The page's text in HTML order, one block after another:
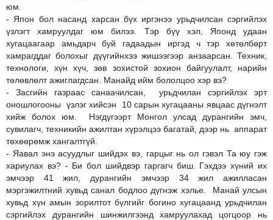
юм.
- Япон бол насанд харсан бүх иргэнээ урьдчилсан сэргийлэх
үзлэгт хамруулдаг юм билээ. Тэр бүү хэл, Японд удаан
хугацаагаар амьдарч буй гадаадын иргэд ч тэр хөтөлбөрт
хамрагддаг болохыг дүүгийнхээ жишээгээр анзаарсан. Техник,
технологи, хүн хүч, зөв зохистой зохион байгуулалт, нарийн
төлөвлөлт ажиглагдсан. Манайд ийм бололцоо хэр вэ?
- Засгийн газраас санаачилсан, урьдчилан сэргийлэх эрт
оношлогооны үзлэг хийсэн 10 сарын хугацааны явцаас дүгнэлт
хийж болох юм. Нэгдүгээрт Монгол улсад дурангийн эмч,
сувилагч, техникийн ажилтан хүрэлцээ багатай, дээр нь аппарат
төхөөрөмж хангалтгүй.
- Яавал энэ асуудлыг шийдэх вэ, гарцыг нь ол гэвэл Та юу гэж
хариулах вэ? - Би бол шийдвэр гаргагч биш. Гэхдээ хүний их
эмчээр 41 жил, дурангийн эмчээр 34 жил ажилласан
мэргэжилтний хувьд санал бодлоо дүгнэж хэлье. Манай улсын
хувьд хүн амын зорилтот бүлгийг богино хугацаанд урьдчилан
сэргийлэх дурангийн шинжилгээнд хамруулахад цогцоор нь